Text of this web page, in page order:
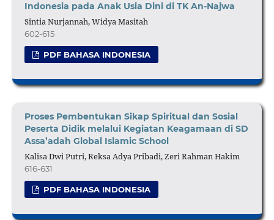
Indonesia pada Anak Usia Dini di TK An-Najwa
Sintia Nurjannah, Widya Masitah
602-615
PDF BAHASA INDONESIA
Proses Pembentukan Sikap Spiritual dan Sosial
Peserta Didik melalui Kegiatan Keagamaan di SD
Assa’adah Global Islamic School
Kalisa Dwi Putri, Reksa Adya Pribadi, Zeri Rahman Hakim
616-631
PDF BAHASA INDONESIA